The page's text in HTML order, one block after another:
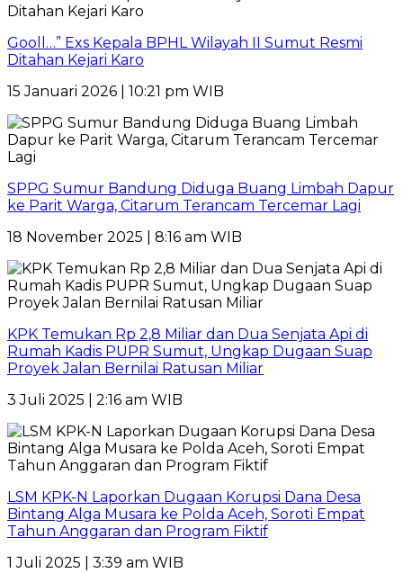
Gooll…” Exs Kepala BPHL Wilayah II Sumut Resmi
Ditahan Kejari Karo
15 Januari 2026 | 10:21 pm WIB
SPPG Sumur Bandung Diduga Buang Limbah Dapur
ke Parit Warga, Citarum Terancam Tercemar Lagi
18 November 2025 | 8:16 am WIB
KPK Temukan Rp 2,8 Miliar dan Dua Senjata Api di
Rumah Kadis PUPR Sumut, Ungkap Dugaan Suap
Proyek Jalan Bernilai Ratusan Miliar
3 Juli 2025 | 2:16 am WIB
LSM KPK-N Laporkan Dugaan Korupsi Dana Desa
Bintang Alga Musara ke Polda Aceh, Soroti Empat
Tahun Anggaran dan Program Fiktif
1 Juli 2025 | 3:39 am WIB